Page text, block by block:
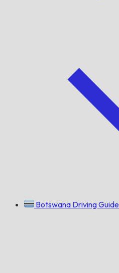
Botswana Driving Guide